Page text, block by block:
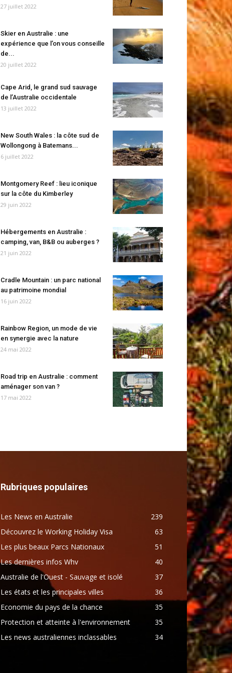
27 juillet 2022
Skier en Australie : une
expérience que l’on vous conseille
de...
20 juillet 2022
Cape Arid, le grand sud sauvage
de l’Australie occidentale
13 juillet 2022
New South Wales : la côte sud de
Wollongong à Batemans...
6 juillet 2022
Montgomery Reef : lieu iconique
sur la côte du Kimberley
29 juin 2022
Hébergements en Australie :
camping, van, B&B ou auberges ?
21 juin 2022
Cradle Mountain : un parc national
au patrimoine mondial
16 juin 2022
Rainbow Region, un mode de vie
en synergie avec la nature
24 mai 2022
Road trip en Australie : comment
aménager son van ?
17 mai 2022
Rubriques populaires
Les News en Australie
239
Découvrez le Working Holiday Visa
63
Les plus beaux Parcs Nationaux
51
Les dernières infos Whv
40
Australie de l'Ouest - Sauvage et isolé
37
Les états et les principales villes
36
Economie du pays de la chance
35
Protection et atteinte à l'environnement
35
Les news australiennes inclassables
34